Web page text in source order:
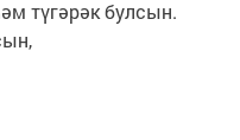
түгәрәк булсын.